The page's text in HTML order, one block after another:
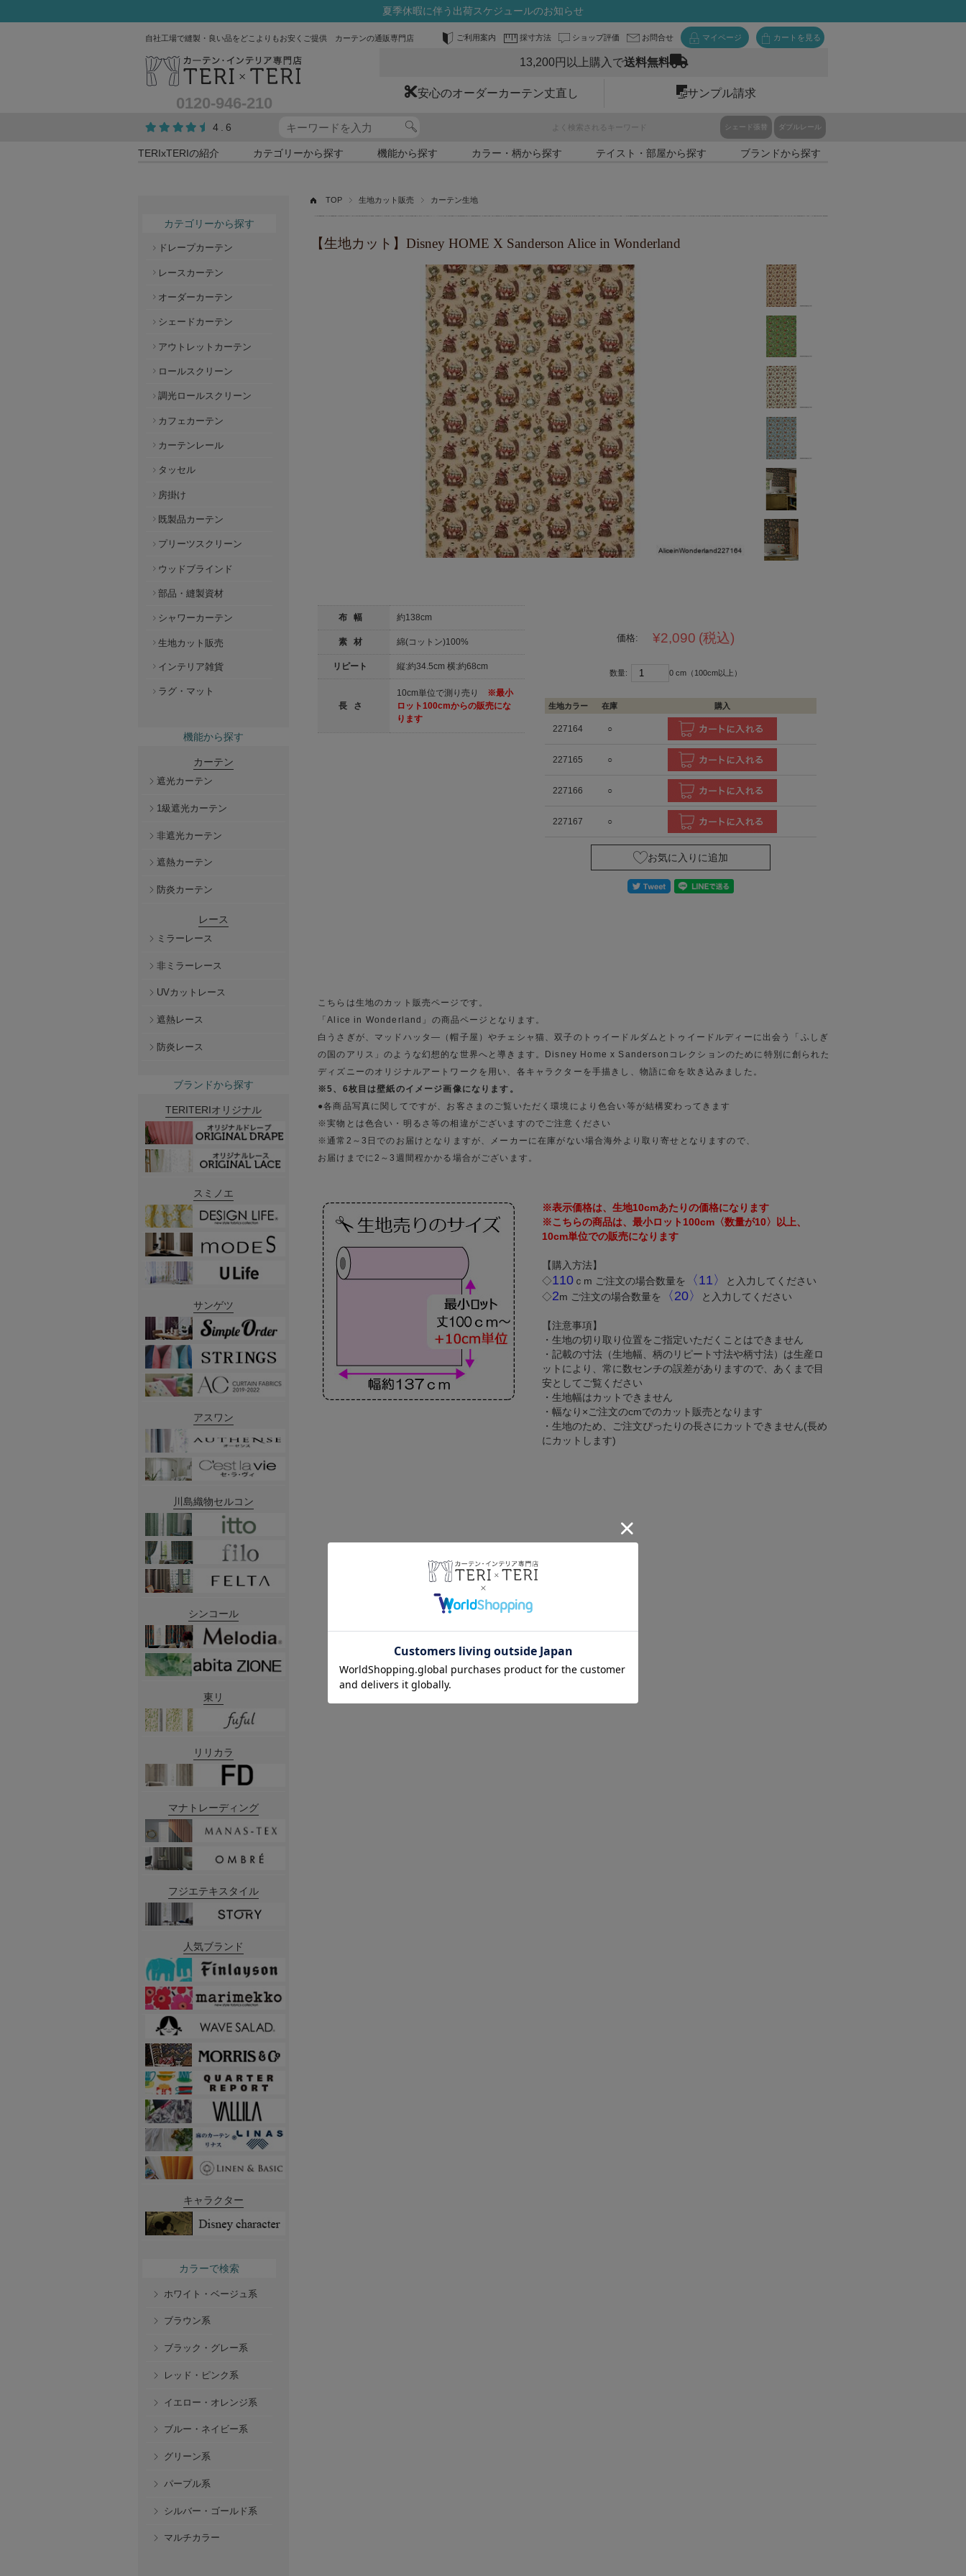
夏季休暇に伴う出荷スケジュールのお知らせ
自社工場で縫製・良い品をどこよりもお安くご提供 カーテンの通販専門店 ご利用案内 採寸方法 ショップ評価 お問合せ マイページ カートを見る
0120-946-210
13,200円以上購入で送料無料
安心のオーダーカーテン丈直し サンプル請求
4.6 よく検索されるキーワード シェード張替 ダブルレール
TERIxTERIの紹介 カテゴリーから探す 機能から探す カラー・柄から探す テイスト・部屋から探す ブランドから探す
TOP 生地カット販売 カーテン生地
【生地カット】Disney HOME X Sanderson Alice in Wonderland
価格: ¥2,090 (税込)
数量: 0 cm（100cm以上）
生地カラー 在庫 購入
227164 ○
227165 ○
227166 ○
227167 ○
こちらは生地のカット販売ページです。
「Alice in Wonderland」の商品ページとなります。
白うさぎが、マッドハッタ―（帽子屋）やチェシャ猫、双子のトゥイードルダムとトゥイードルディーに出会う「ふしぎ
の国のアリス」のような幻想的な世界へと導きます。Disney Home x Sandersonコレクションのために特別に創られた
ディズニーのオリジナルアートワークを用い、各キャラクターを手描きし、物語に命を吹き込みました。
※5、6枚目は壁紙のイメージ画像になります。
●各商品写真に関してですが、お客さまのご覧いただく環境により色合い等が結構変わってきます
※実物とは色合い・明るさ等の相違がございますのでご注意ください
※通常2～3日でのお届けとなりますが、メーカーに在庫がない場合海外より取り寄せとなりますので、
お届けまでに2～3週間程かかる場合がございます。
※表示価格は、生地10cmあたりの価格になります
※こちらの商品は、最小ロット100cm〈数量が10〉以上、
10cm単位での販売になります
【購入方法】
◇110ｃm ご注文の場合数量を 〈11〉
と入力してください
◇2m ご注文の場合数量を 〈20〉 と入力してください
【注意事項】
・生地の切り取り位置をご指定いただくことはできません
・記載の寸法（生地幅、柄のリピート寸法や柄寸法）は生産ロ
ットにより、常に数センチの誤差がありますので、あくまで目
安としてご覧ください
・生地幅はカットできません
・幅なり×ご注文のcmでのカット販売となります
・生地のため、ご注文ぴったりの長さにカットできません(長め
にカットします)
布 幅 約138cm
素 材 綿(コットン)100%
リピート 縦:約34.5cm 横:約68cm
長 さ
10cm単位で測り売り ※最小
ロット100cmからの販売にな
ります
カテゴリーから探す
ドレープカーテン
レースカーテン
オーダーカーテン
シェードカーテン
アウトレットカーテン
ロールスクリーン
調光ロールスクリーン
カフェカーテン
カーテンレール
タッセル
房掛け
既製品カーテン
プリーツスクリーン
ウッドブラインド
部品・縫製資材
シャワーカーテン
生地カット販売
インテリア雑貨
ラグ・マット
機能から探す
カーテン
遮光カーテン
1級遮光カーテン
非遮光カーテン
遮熱カーテン
防炎カーテン
レース
ミラーレース
非ミラーレース
UVカットレース
遮熱レース
防炎レース
ブランドから探す
TERITERIオリジナル
スミノエ
サンゲツ
アスワン
川島織物セルコン
シンコール
東リ
リリカラ
マナトレーディング
フジエテキスタイル
人気ブランド
キャラクター
カラーで検索
ホワイト・ベージュ系
ブラウン系
ブラック・グレー系
レッド・ピンク系
イエロー・オレンジ系
ブルー・ネイビー系
グリーン系
パープル系
シルバー・ゴールド系
マルチカラー